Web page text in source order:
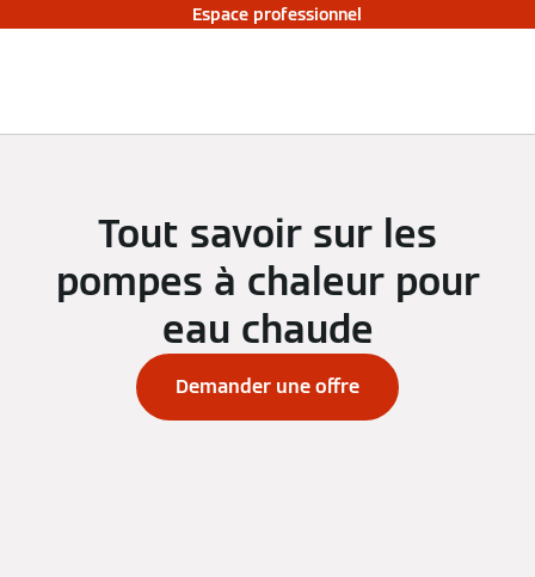
Espace professionnel
Tout savoir sur les
pompes à chaleur pour
eau chaude
Demander une offre